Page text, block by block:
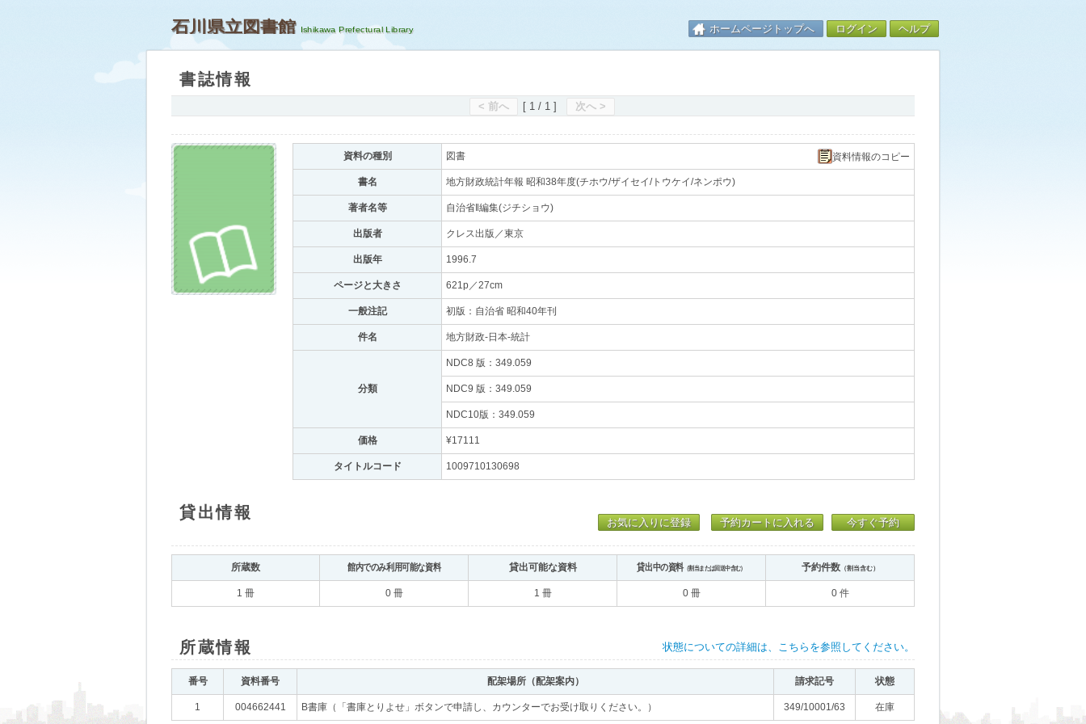
石川県立図書館 ホームページトップへ ログイン ヘルプ
書誌情報
< 前へ [ 1 / 1 ] 次へ >
資料の種別 図書 資料情報のコピー
書名 地方財政統計年報 昭和38年度(チホウ/ザイセイ/トウケイ/ネンポウ)
著者名等 自治省‖編集(ジチショウ)
出版者 クレス出版／東京
出版年 1996.7
ページと大きさ 621p／27cm
一般注記 初版：自治省 昭和40年刊
件名 地方財政-日本-統計
分類
NDC8 版：349.059
NDC9 版：349.059
NDC10版：349.059
価格 ¥17111
タイトルコード 1009710130698
貸出情報
お気に入りに登録 予約カートに入れる 今すぐ予約
所蔵数 館内でのみ利用可能な資料 貸出可能な資料 貸出中の資料（割当または回送中含む） 予約件数（割当含む）
1 冊 0 冊 1 冊 0 冊 0 件
所蔵情報 状態についての詳細は、こちらを参照してください。
番号 資料番号 配架場所（配架案内） 請求記号 状態
1 004662441 B書庫（「書庫とりよせ」ボタンで申請し、カウンターでお受け取りください。） 349/10001/63 在庫